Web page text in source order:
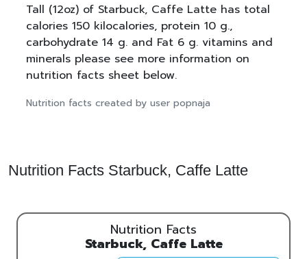
Tall (12oz) of Starbuck, Caffe Latte has total
calories 150 kilocalories, protein 10 g.,
carbohydrate 14 g. and Fat 6 g. vitamins and
minerals please see more information on
nutrition facts sheet below.
Nutrition facts created by user popnaja
Nutrition Facts Starbuck, Caffe Latte
Nutrition Facts
Starbuck, Caffe Latte